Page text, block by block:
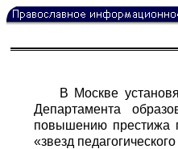
В Москве
Департамента
повышению престижа
«звезд